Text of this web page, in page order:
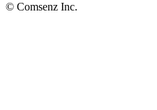
© Comsenz Inc.